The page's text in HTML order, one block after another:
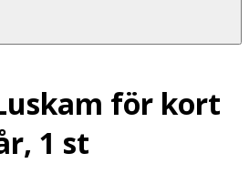
för kort
1 st